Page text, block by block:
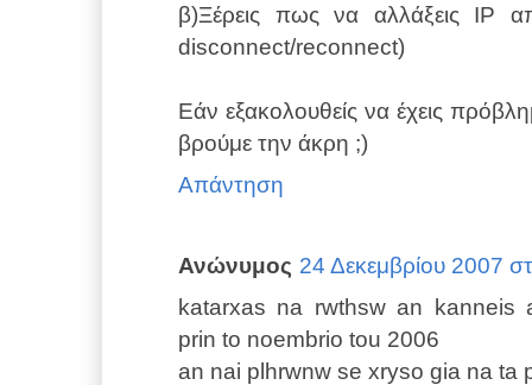
β)Ξέρεις πως να αλλάξεις IP
disconnect/reconnect)
Εάν εξακολουθείς να έχεις
βρούμε την άκρη ;)
Απάντηση
Ανώνυμος 24 Δεκεμβρίου 2007
katarxas na rwthsw an kanneis
prin to noembrio tou 2006
an nai plhrwnw se xryso gia na ta